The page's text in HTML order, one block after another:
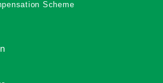
Scheme